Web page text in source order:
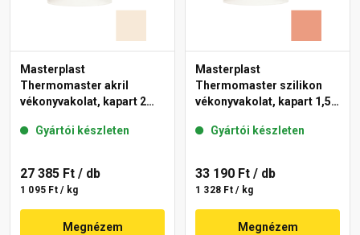
Masterplast
Thermomaster akril
vékonyvakolat, kapart 2
Gyártói készleten
27 385 Ft / db
1 095 Ft / kg
Megnézem
Masterplast
Thermomaster szilikon
vékonyvakolat, kapart 1,5
Gyártói készleten
33 190 Ft / db
1 328 Ft / kg
Megnézem